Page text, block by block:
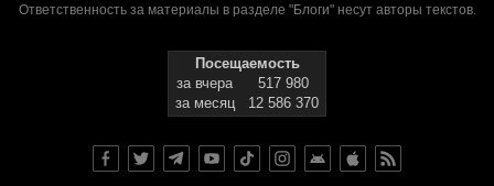
Ответственность за материалы в разделе "Блоги" несут авторы текстов.
Посещаемость
за вчера
517 980
за месяц
12 586 370